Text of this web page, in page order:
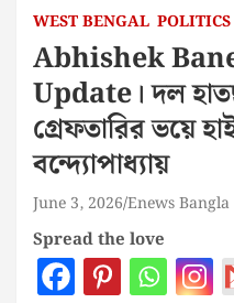
WEST BENGAL POLITICS
Abhishek
Update। দল
গ্রেফতারির ভয়ে
বন্দ্যোপাধ্যায়
June 3, 2026 Enews Bangla
Spread the love